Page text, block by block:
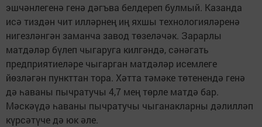
эшчәнлегенә генә дәгъва белдереп булмый. Казанда
исә тиздән чит илләрнең иң яхшы технологияләренә
нигезләнгән заманча завод төзеләчәк. Зарарлы
матдәләр бүлеп чыгаруга килгәндә, сәнәгать
предприятиеләре чыгарган матдәләр исемлеге
йөзләгән пункттан тора. Хәтта тәмәке төтенендә генә
дә һаваны пычратучы 4,7 мең төрле матдә бар.
Мәскәүдә һаваны пычратучы чыганакларны дәлилләп
күрсәтүче дә юк әле.